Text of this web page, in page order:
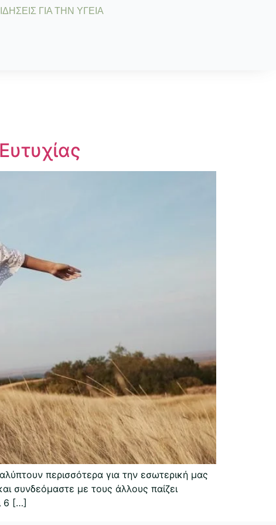
ΓΙΑ ΤΗΝ ΥΓΕΙΑ
περισσότερα για την εσωτερική μας
συνδεόμαστε με τους άλλους παίζει
6 […]